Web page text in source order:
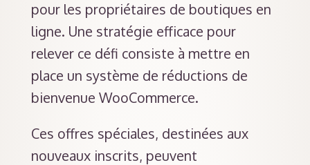
pour les propriétaires de boutiques en
ligne. Une stratégie efficace pour
relever ce défi consiste à mettre en
place un système de réductions de
bienvenue WooCommerce.
Ces offres spéciales, destinées aux
nouveaux inscrits, peuvent